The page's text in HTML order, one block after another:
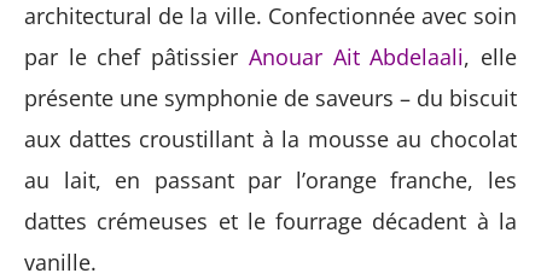
architectural de la ville. Confectionnée avec soin
par le chef pâtissier Anouar Ait Abdelaali, elle
présente une symphonie de saveurs – du biscuit
aux dattes croustillant à la mousse au chocolat
au lait, en passant par l’orange franche, les
dattes crémeuses et le fourrage décadent à la
vanille.